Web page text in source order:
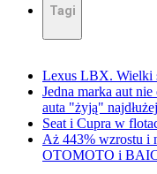
Tagi
Lexus LBX. Wielki
Jedna marka aut
auta "żyją" najdłużej
Seat i Cupra w
Aż 443% wzrostu i
OTOMOTO i BAIC